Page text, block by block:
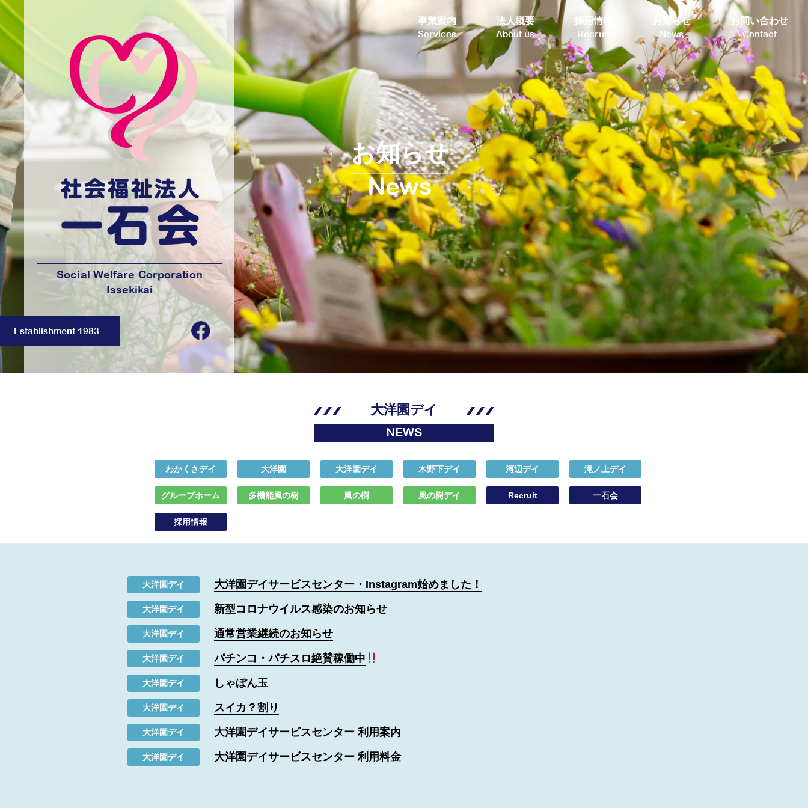
事業案内
Services
法人概要
About us
採用情報
Recruit
お知らせ
News
お問い合わせ
Contact
お知らせ
News
Social Welfare Corporation
Issekikai
Establishment 1983
大洋園デイ
NEWS
わかくさデイ 大洋園 大洋園デイ 木野下デイ 河辺デイ 滝ノ上デイ
グループホーム 多機能風の樹 風の樹 風の樹デイ Recruit 一石会
採用情報
大洋園デイ 大洋園デイサービスセンター・Instagram始めました！
大洋園デイ 新型コロナウイルス感染のお知らせ
大洋園デイ 通常営業継続のお知らせ
大洋園デイ パチンコ・パチスロ絶賛稼働中
大洋園デイ しゃぼん玉
大洋園デイ スイカ？割り
大洋園デイ 大洋園デイサービスセンター 利用案内
大洋園デイ 大洋園デイサービスセンター 利用料金